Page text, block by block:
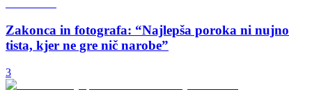
Zakonca in fotografa: “Najlepša poroka ni nujno
tista, kjer ne gre nič narobe”
3